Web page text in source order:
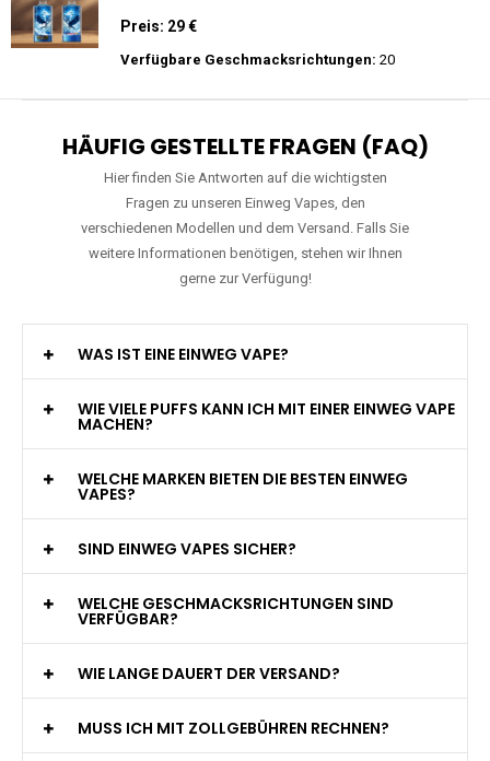
Preis: 29 €
Verfügbare Geschmacksrichtungen: 20
HÄUFIG GESTELLTE FRAGEN (FAQ)
Hier finden Sie Antworten auf die wichtigsten
Fragen zu unseren Einweg Vapes, den
verschiedenen Modellen und dem Versand. Falls Sie
weitere Informationen benötigen, stehen wir Ihnen
gerne zur Verfügung!
WAS IST EINE EINWEG VAPE?
WIE VIELE PUFFS KANN ICH MIT EINER EINWEG VAPE
MACHEN?
WELCHE MARKEN BIETEN DIE BESTEN EINWEG
VAPES?
SIND EINWEG VAPES SICHER?
WELCHE GESCHMACKSRICHTUNGEN SIND
VERFÜGBAR?
WIE LANGE DAUERT DER VERSAND?
MUSS ICH MIT ZOLLGEBÜHREN RECHNEN?